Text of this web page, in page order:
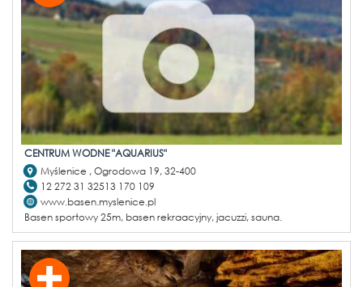
CENTRUM WODNE "AQUARIUS"
Myślenice , Ogrodowa 19, 32-400
12 272 31 32513 170 109
www.basen.myslenice.pl
Basen sportowy 25m, basen rekraacyjny, jacuzzi, sauna.